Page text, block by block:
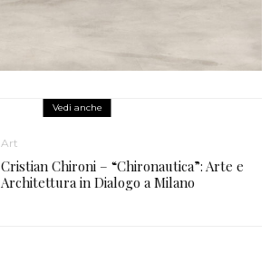
Vedi anche
Art
Cristian Chironi – “Chironautica”: Arte e
Architettura in Dialogo a Milano